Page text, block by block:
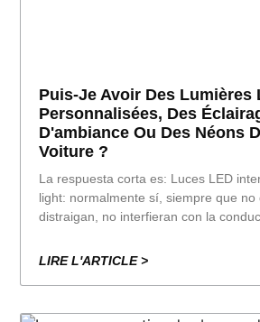
Puis-Je Avoir Des Lumières
Personnalisées, Des
D'ambiance Ou Des Néons
Voiture ?
La respuesta corta es: Luces LED
light: normalmente sí, siempre que no
distraigan, no interfieran con la
laterales, carrocería, etc.): en la
LIRE L'ARTICLE >